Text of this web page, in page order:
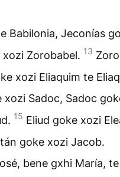
Babilonia, Jeconías
xozi Zorobabel. 13
xozi Eliaquim te
xozi Sadoc, Sadoc
15 Eliud goke xozi
goke xozi Jacob.
bene gxhi María,